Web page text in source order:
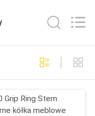
175
Grip Ring Stem
kółka meblowe